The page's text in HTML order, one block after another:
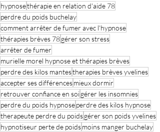
hypnosethérapie en relation d'aide 78
perdre du poids buchelay
comment arrêter de fumer avec l'hypnose
thérapies brèves 78gérer son stress
arrêter de fumer
murielle morel hypnose et thérapies brèves
perdre des kilos mantestherapies brèves yvelines
accepter ses différencesmieux dormir
retrouver confiance en soigérer les insomnies
perdre du poids hypnoseperdre des kilos hypnose
therapeute perdre du poidsgérer son poids yvelines
hypnotiseur perte de poidsmoins manger buchelay